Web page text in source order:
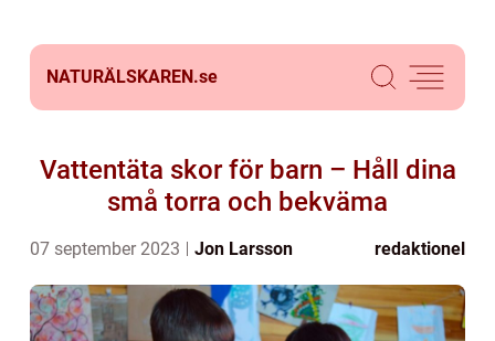
NATURÄLSKAREN.se
Vattentäta skor för barn – Håll dina
små torra och bekväma
07 september 2023 Jon Larsson redaktionel